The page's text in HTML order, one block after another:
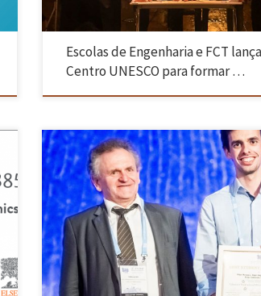
Escolas de Engenharia e FCT
Centro UNESCO para formar …
Filipe Marques, investigador do Departamento de
Mecânica da Universidade do Minho, foi distinguido no
Mundial da Federação Internacional para a Promoção de
Mecanismos (IFToMM 2019), que decorreu entre os dias 1
em Cracóvia (Polónia) e que contou com cerca de 700